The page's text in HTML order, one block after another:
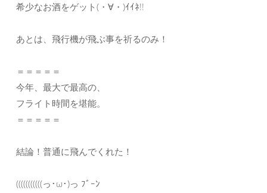
希少なお酒をゲット(・∀・)ｲｲﾈ!!
あとは、飛行機が飛ぶ事を祈るのみ！
＝＝＝＝＝
今年、最大で最高の、
フライト時間を堪能。
＝＝＝＝＝
結論！普通に飛んでくれた！
(((((((((((っ･ω･)っ ﾌﾞｰﾝ